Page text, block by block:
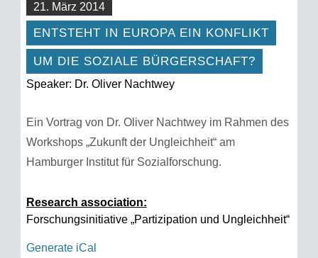
21. März 2014
ENTSTEHT IN EUROPA EIN KONFLIKT
UM DIE SOZIALE BÜRGERSCHAFT?
Speaker: Dr. Oliver Nachtwey
Ein Vortrag von Dr. Oliver Nachtwey im Rahmen des
Workshops „Zukunft der Ungleichheit“ am
Hamburger Institut für Sozialforschung.
Research association:
Forschungsinitiative „Partizipation und Ungleichheit“
Generate iCal